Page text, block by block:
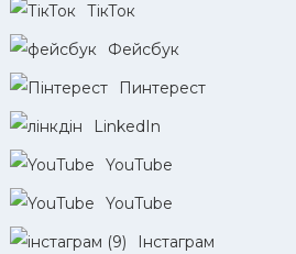
ТікТок
Фейсбук
Пинтерест
LinkedIn
YouTube
YouTube
Інстаграм